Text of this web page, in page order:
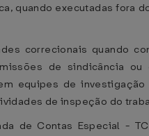
quando executadas fora
correcionais quando
de sindicância ou
equipes de
de inspeção do
de Contas Especial -